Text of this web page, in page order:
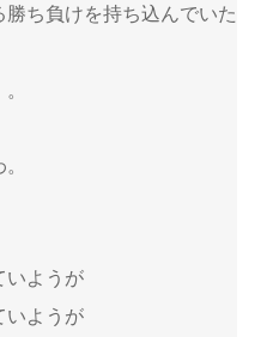
ち負けを持ち込んでいた
いようが
いようが